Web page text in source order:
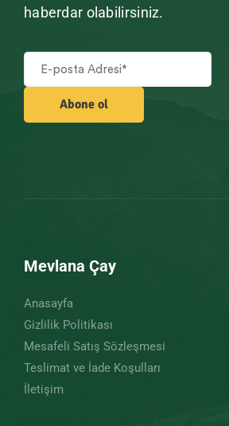
haberdar olabilirsiniz.
Mevlana Çay
Anasayfa
Gizlilik Politikası
Mesafeli Satış Sözleşmesi
Teslimat ve İade Koşulları
İletişim